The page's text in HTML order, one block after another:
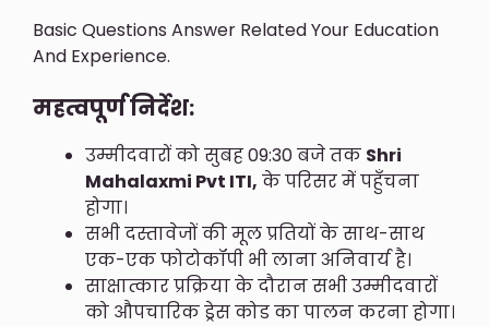
Basic Questions Answer Related Your Education
And Experience.
महत्वपूर्ण निर्देश:
उम्मीदवारों को सुबह 09:30 बजे तक Shri
Mahalaxmi Pvt ITI, के परिसर में पहुँचना
होगा।
सभी दस्तावेजों की मूल प्रतियों के साथ-साथ
एक-एक फोटोकॉपी भी लाना अनिवार्य है।
साक्षात्कार प्रक्रिया के दौरान सभी उम्मीदवारों
को औपचारिक ड्रेस कोड का पालन करना होगा।